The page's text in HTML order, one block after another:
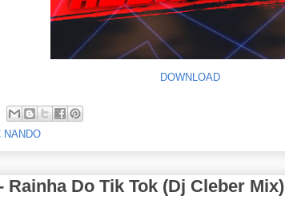
DOWNLOAD
NANDO
Rainha Do Tik Tok (Dj Cleber Mix)